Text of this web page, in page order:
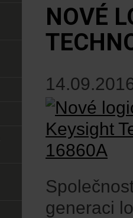
NOVÉ
generaci